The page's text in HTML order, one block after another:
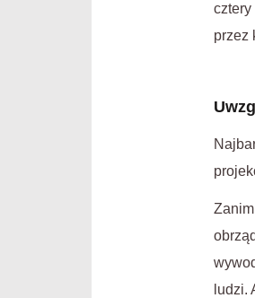
cztery
przez
ludzi.